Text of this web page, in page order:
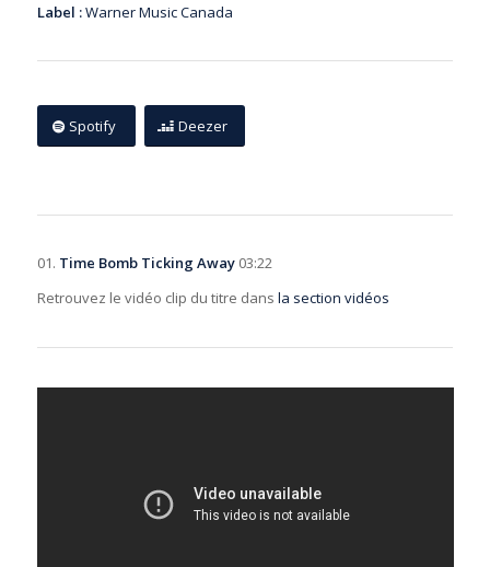
Label :Warner Music Canada
Spotify Deezer
01. Time Bomb Ticking Away03:22
Retrouvez le vidéo clip du titre dans la section vidéos